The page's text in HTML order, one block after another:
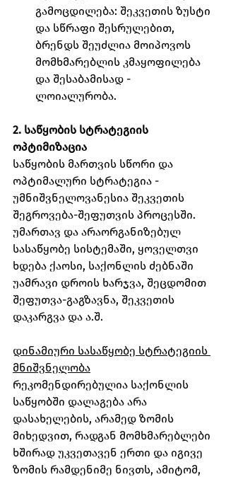
გამოცდილება: შეკვეთის ზუსტი
და სწრაფი შესრულებით,
ბრენდს შეუძლია მოიპოვოს
მომხმარებლის კმაყოფილება
და შესაბამისად -
ლოიალურობა.
2. საწყობის სტრატეგიის
ოპტიმიზაცია
საწყობის მართვის სწორი და
ოპტიმალური სტრატეგია -
უმნიშვნელოვანესია შეკვეთის
შეგროვება-შეფუთვის პროცესში.
უმართავ და არაორგანიზებულ
სასაწყობე სისტემაში, ყოველთვი
ხდება ქაოსი, საქონლის ძებნაში
უამრავი დროის ხარჯვა, შეცდომით
შეფუთვა-გაგზავნა, შეკვეთის
დაკარგვა და ა.შ.
დინამიური სასაწყობე სტრატეგიის
მნიშვნელობა
რეკომენდირებულია საქონლის
საწყობში დალაგება არა
დასახელების, არამედ ზომის
მიხედვით, რადგან მომხმარებლები
ხშირად უკვეთავენ ერთი და იგივე
ზომის რამდენიმე ნივთს, ამიტომ,